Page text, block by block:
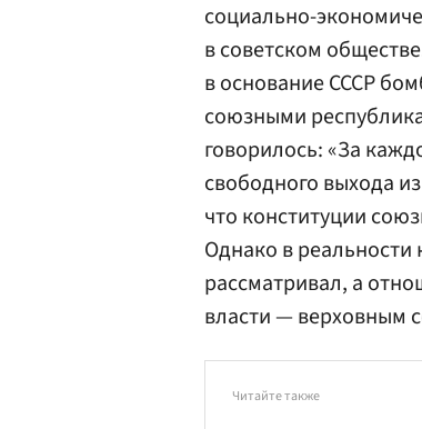
социально-
в советском
в основание СССР
союзными
говорилось: «За
свободного выхода
что конституции
Однако в
рассматривал, а
власти — верховным
Читайте также